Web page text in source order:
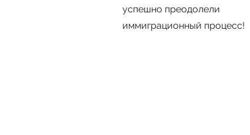
успешно преодолели
иммиграционный процесс!